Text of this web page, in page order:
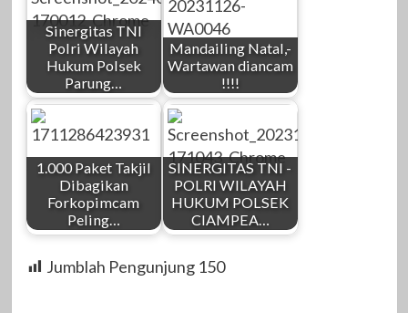
Sinergitas TNI
Polri Wilayah
Hukum Polsek
Parung…
Mandailing Natal,-
Wartawan diancam
!!!!
1.000 Paket Takjil
Dibagikan
Forkopimcam
Peling…
SINERGITAS TNI -
POLRI WILAYAH
HUKUM POLSEK
CIAMPEA…
Jumblah Pengunjung 150